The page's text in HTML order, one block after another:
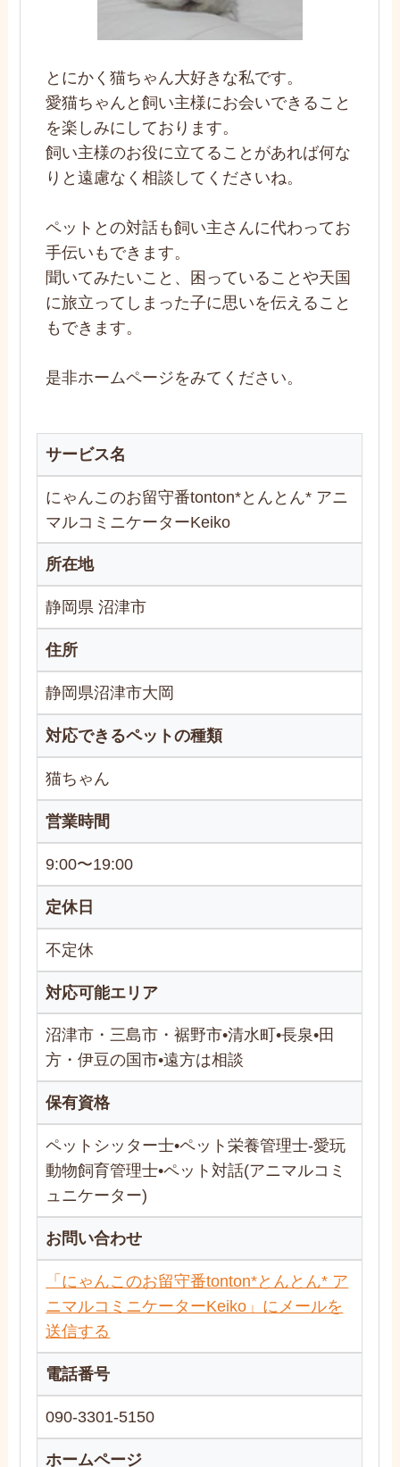
とにかく猫ちゃん大好きな私です。
愛猫ちゃんと飼い主様にお会いできること
を楽しみにしております。
飼い主様のお役に立てることがあれば何な
りと遠慮なく相談してくださいね。
ペットとの対話も飼い主さんに代わってお
手伝いもできます。
聞いてみたいこと、困っていることや天国
に旅立ってしまった子に思いを伝えること
もできます。
是非ホームページをみてください。
サービス名
にゃんこのお留守番tonton*とんとん* アニ
マルコミニケーターKeiko
所在地
静岡県 沼津市
住所
静岡県沼津市大岡
対応できるペットの種類
猫ちゃん
営業時間
9:00〜19:00
定休日
不定休
対応可能エリア
沼津市・三島市・裾野市•清水町•長泉•田
方・伊豆の国市•遠方は相談
保有資格
ペットシッター士•ペット栄養管理士-愛玩
動物飼育管理士•ペット対話(アニマルコミ
ュニケーター)
お問い合わせ
「にゃんこのお留守番tonton*とんとん* ア
ニマルコミニケーターKeiko」にメールを
送信する
電話番号
090-3301-5150
ホームページ